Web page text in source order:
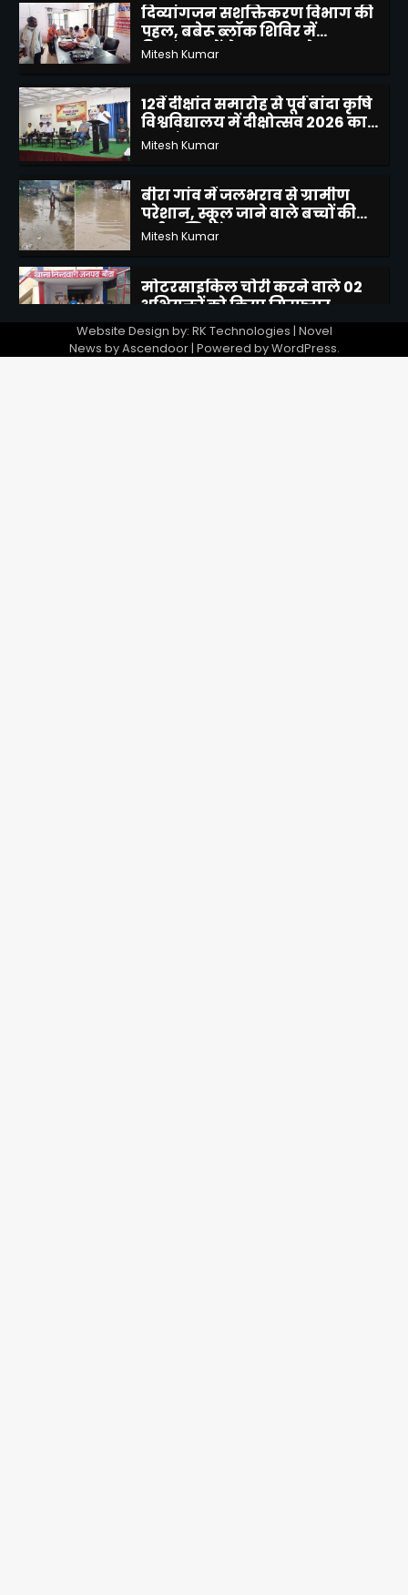
3
दिव्यांगजन सशक्तिकरण विभाग की
पहल, बबेरू ब्लॉक शिविर में
दिव्यांगजनों ने कराया आवेदन
Mitesh Kumar
4
12वें दीक्षांत समारोह से पूर्व बांदा कृषि
विश्वविद्यालय में दीक्षोत्सव 2026 का
शुभारंभ
Mitesh Kumar
5
बीरा गांव में जलभराव से ग्रामीण
परेशान, स्कूल जाने वाले बच्चों की
बढ़ी मुश्किलें
Mitesh Kumar
मोटरसाइकिल चोरी करने वाले 02
अभियुक्तों को किया गिरफ्तार
Mitesh Kumar
Website Design by: RK Technologies | Novel
News byAscendoor| Powered byWordPress.